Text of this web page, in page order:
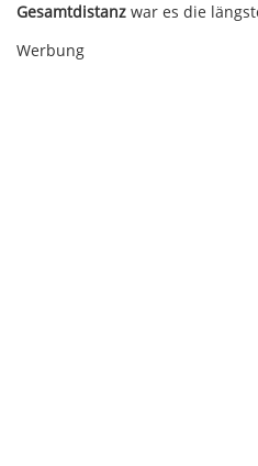
Gesamtdistanz war es die
Werbung